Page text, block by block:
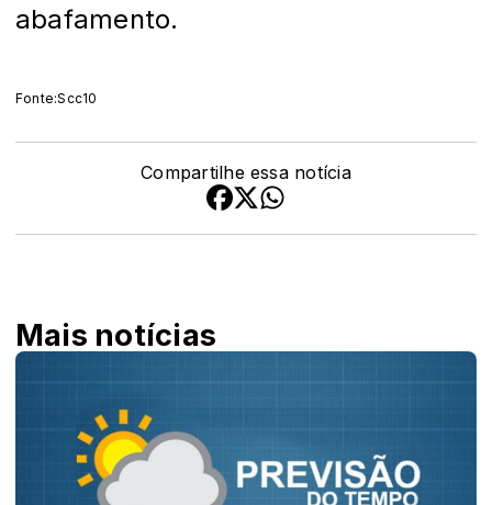
abafamento.
Fonte:Scc10
Compartilhe essa notícia
Mais notícias